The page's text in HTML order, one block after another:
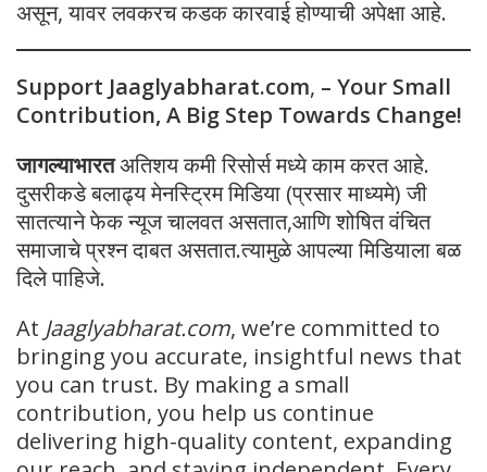
असून, यावर लवकरच कडक कारवाई होण्याची अपेक्षा आहे.
Support Jaaglyabharat.com, – Your Small
Contribution, A Big Step Towards Change!
जागल्याभारतअतिशय कमी रिसोर्स मध्ये काम करत आहे.
दुसरीकडे बलाढ्य मेनस्ट्रिम मिडिया (प्रसार माध्यमे) जी
सातत्याने फेक न्यूज चालवत असतात,आणि शोषित वंचित
समाजाचे प्रश्न दाबत असतात.त्यामुळे आपल्या मिडियाला बळ
दिले पाहिजे.
At Jaaglyabharat.com, we’re committed to
bringing you accurate, insightful news that
you can trust. By making a small
contribution, you help us continue
delivering high-quality content, expanding